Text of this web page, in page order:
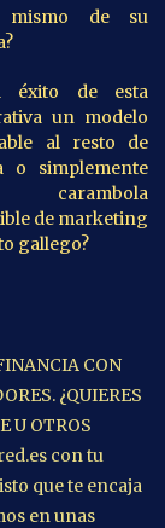
mismo de su
éxito de esta
un modelo
al resto de
o simplemente
de marketing
gallego?
CON
¿QUIERES
U OTROS
con tu
que te encaja
en unas